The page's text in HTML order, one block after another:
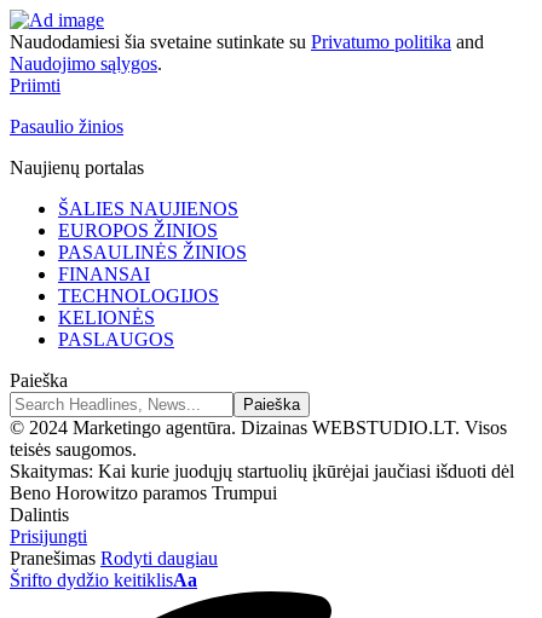
Naudodamiesi šia svetaine sutinkate su Privatumo politika and
Naudojimo sąlygos.
Priimti
Pasaulio žinios
Naujienų portalas
ŠALIES NAUJIENOS
EUROPOS ŽINIOS
PASAULINĖS ŽINIOS
FINANSAI
TECHNOLOGIJOS
KELIONĖS
PASLAUGOS
Paieška
© 2024 Marketingo agentūra. Dizainas WEBSTUDIO.LT. Visos
teisės saugomos.
Skaitymas: Kai kurie juodųjų startuolių įkūrėjai jaučiasi išduoti dėl
Beno Horowitzo paramos Trumpui
Dalintis
Prisijungti
Pranešimas Rodyti daugiau
Šrifto dydžio keitiklisAa